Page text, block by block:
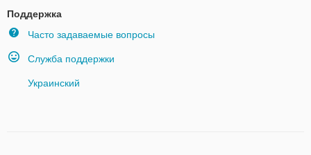
Поддержка
Часто задаваемые вопросы
Служба поддержки
Украинский